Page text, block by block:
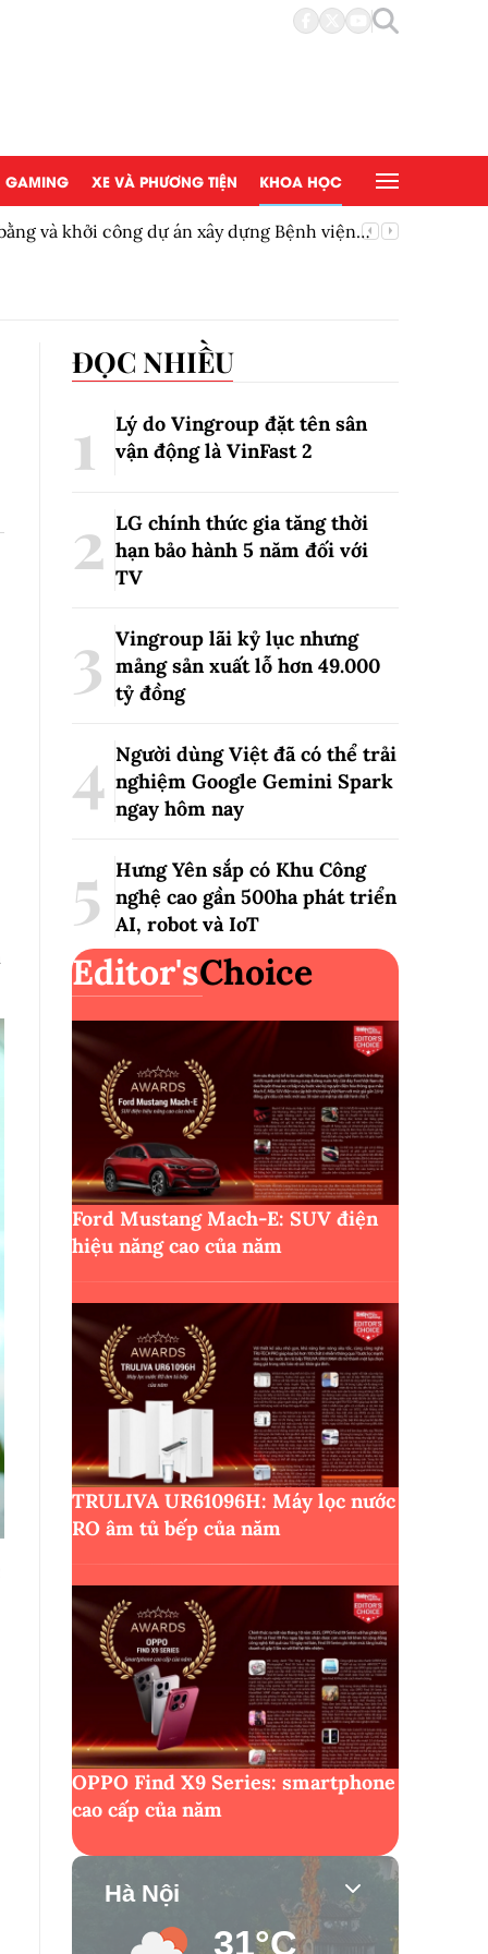
GAMING XE VÀ PHƯƠNG TIỆN KHOA HỌC
và khởi công dự án xây dựng Bệnh viện
ĐỌC NHIỀU
Lý do Vingroup đặt tên sân
vận động là VinFast2
LG chính thức gia tăng thời
hạn bảo hành 5 năm đối với
TV
Vingroup lãi kỷ lục nhưng
mảng sản xuất lỗ hơn 49.000
tỷ đồng
Người dùng Việt đã có thể trải
nghiệm Google Gemini Spark
ngay hôm nay
Hưng Yên sắp có Khu Công
nghệ cao gần 500ha phát triển
AI, robot và IoT
Editor'sChoice
Ford Mustang Mach-E: SUV điện
hiệu năng cao của năm
TRULIVA UR61096H: Máy lọc nước
RO âm tủ bếp của năm
OPPO Find X9 Series: smartphone
cao cấp của năm
Hà Nội
31°C